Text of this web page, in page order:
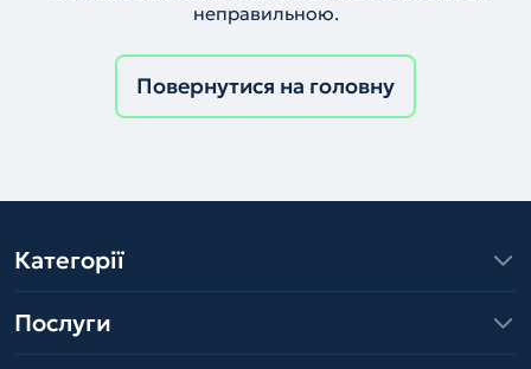
неправильною.
Повернутися на головну
Категорії
Послуги